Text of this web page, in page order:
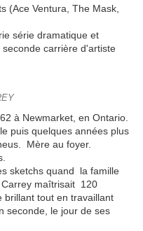
(Ace Ventura, The Mask,
série dramatique et
carrière d'artiste
à Newmarket, en Ontario.
puis quelques années plus
Mère au foyer.
sketchs quand la famille
Carrey maîtrisait 120
brillant tout en travaillant
seconde, le jour de ses